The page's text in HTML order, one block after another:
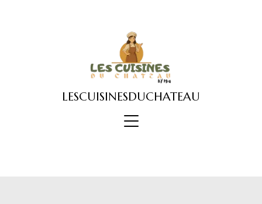
LESCUISINESDUCHATEAU